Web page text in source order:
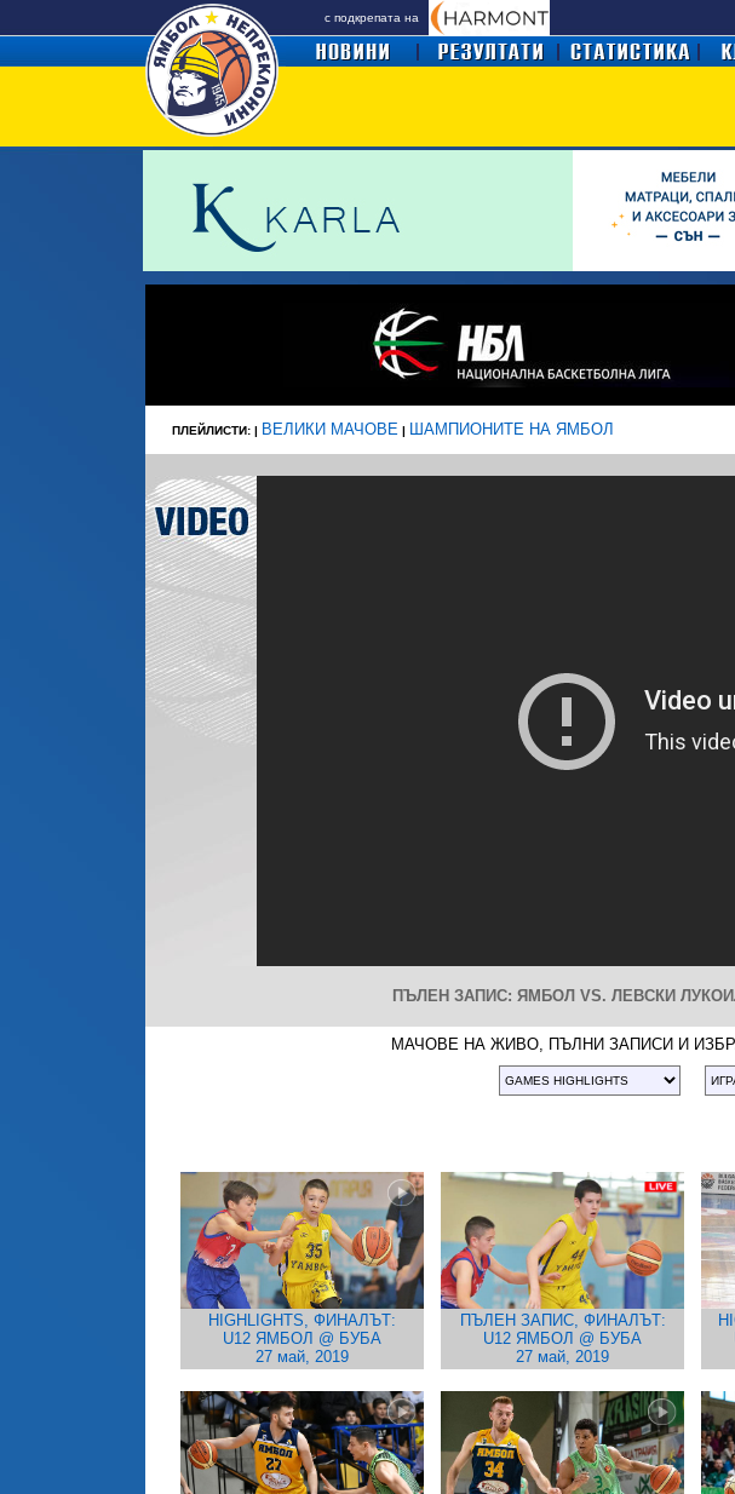
с подкрепата на
ПЛЕЙЛИСТИ: | ВЕЛИКИ МАЧОВЕ | ШАМПИОНИТЕ НА ЯМБОЛ
ПЪЛЕН ЗАПИС: ЯМБОЛ VS. ЛЕВСКИ
МАЧОВЕ НА ЖИВО, ПЪЛНИ ЗАПИСИ И
HIGHLIGHTS, ФИНАЛЪТ:
U12 ЯМБОЛ @ БУБА
27 май, 2019
ПЪЛЕН ЗАПИС, ФИНАЛЪТ:
U12 ЯМБОЛ @ БУБА
27 май, 2019